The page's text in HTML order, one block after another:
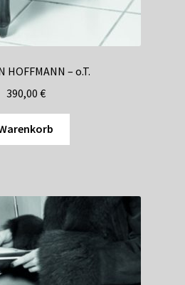
HOFFMANN – o.T.
390,00 €